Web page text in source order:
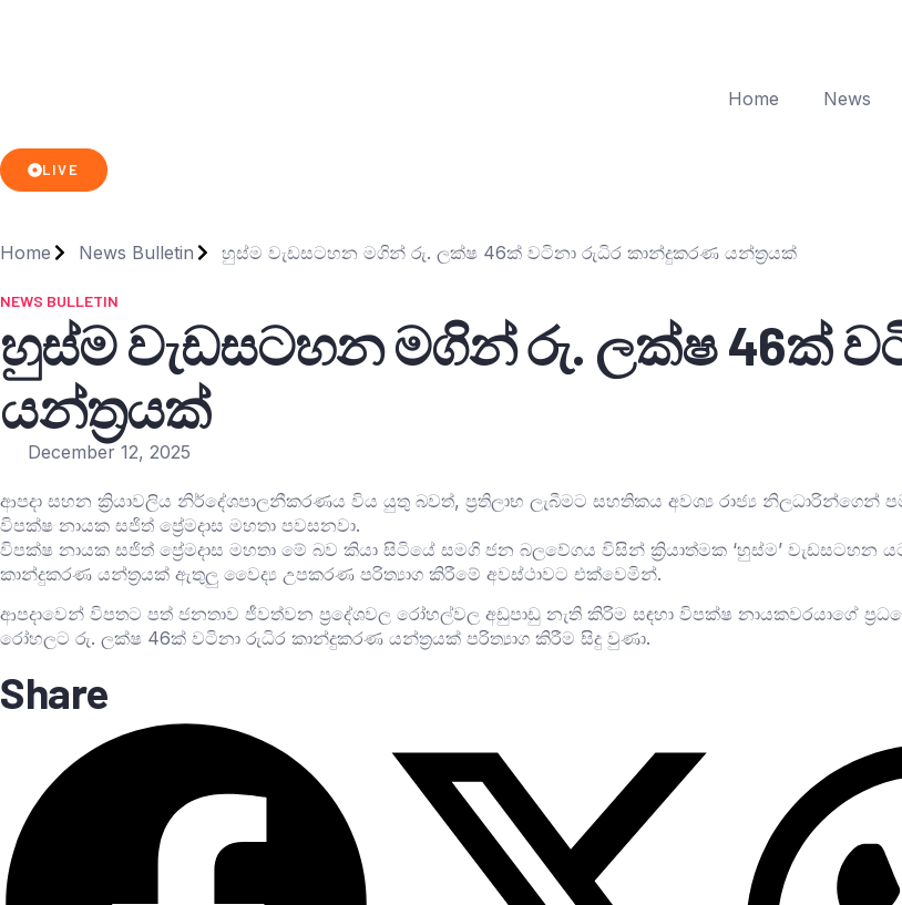
Home News
LIVE
Home News Bulletin හුස්ම වැඩසටහන මගින් රු. ලක්ෂ 46ක් වටිනා රුධිර කාන්දුකරණ යන්ත්‍රයක්
NEWS BULLETIN
හුස්ම වැඩසටහන මගින් රු. ලක්ෂ 46ක්
යන්ත්‍රයක්
December 12, 2025
ආපදා සහන ක්‍රියාවලිය නිර්දේශපාලනීකරණය විය යුතු බවත්, ප්‍රතිලාභ ලැබීමට සහතිකය අවශ්‍ය රාජ්‍ය
විපක්ෂ නායක සජිත් ප්‍රේමදාස මහතා පවසනවා.
විපක්ෂ නායක සජිත් ප්‍රේමදාස මහතා මේ බව කියා සිටියේ සමගි ජන බලවේගය විසින් ක්‍රියාත්මක ‘හුස්ම’
කාන්දුකරණ යන්ත්‍රයක් ඇතුලු වෛද්‍ය උපකරණ පරිත්‍යාග කිරීමේ අවස්ථාවට එක්වෙමින්.
ආපදාවෙන් විපතට පත් ජනතාව ජීවත්වන ප්‍රදේශවල රෝහල්වල අඩුපාඩු නැති කිරිම සඳහා විපක්ෂ නායකවරයාගේ
රෝහලට රු. ලක්ෂ 46ක් වටිනා රුධිර කාන්දුකරණ යන්ත්‍රයක් පරිත්‍යාග කිරීම සිදු වුණා.
Share